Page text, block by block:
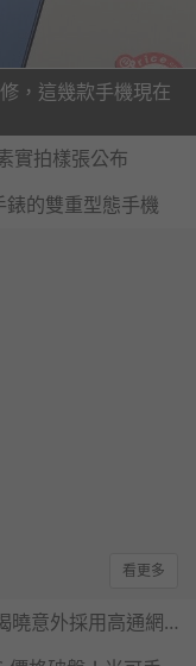
，這幾款手機現在
實拍樣張公布
的雙重型態手機
看更多
三星 Galaxy S26 FE 產品圖曝光，驗證揭曉意外採用高通網路晶片